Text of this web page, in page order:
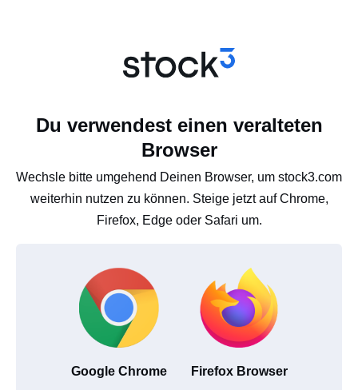
Du verwendest einen veralteten
Browser
Wechsle bitte umgehend Deinen Browser, um stock3.com
weiterhin nutzen zu können. Steige jetzt auf Chrome,
Firefox, Edge oder Safari um.
Google Chrome Firefox Browser